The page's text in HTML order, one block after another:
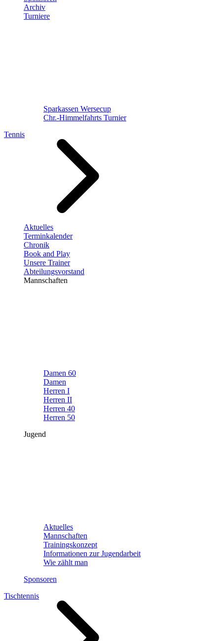
Archiv
Turniere
Sparkassen Wersecup
Chr.-Himmelfahrts Turnier
Tennis
Aktuelles
Terminkalender
Chronik
Book and Play
Unsere Trainer
Abteilungsvorstand
Mannschaften
Damen 60
Damen
Herren I
Herren II
Herren 40
Herren 50
Jugend
Aktuelles
Mannschaften
Trainingskonzept
Informationen zur Jugendarbeit
Wie zählt man
Sponsoren
Tischtennis